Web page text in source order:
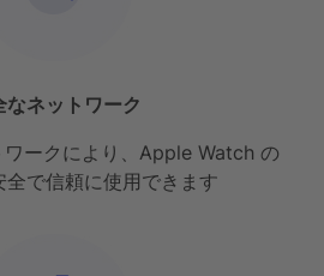
なネットワーク
ークにより、Apple Watch の
全で信頼に使用できます